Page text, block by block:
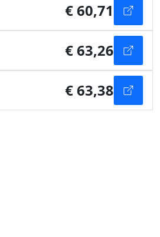
€ 60,71
€ 63,26
€ 63,38